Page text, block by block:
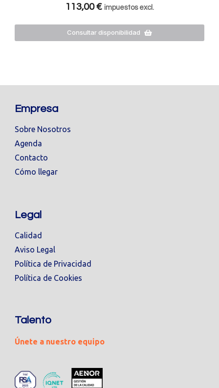
113,00€ impuestos excl.
Consultar disponibilidad
Empresa
Sobre Nosotros
Agenda
Contacto
Cómo llegar
Legal
Calidad
Aviso Legal
Política de Privacidad
Política de Cookies
Talento
Únete a nuestro equipo